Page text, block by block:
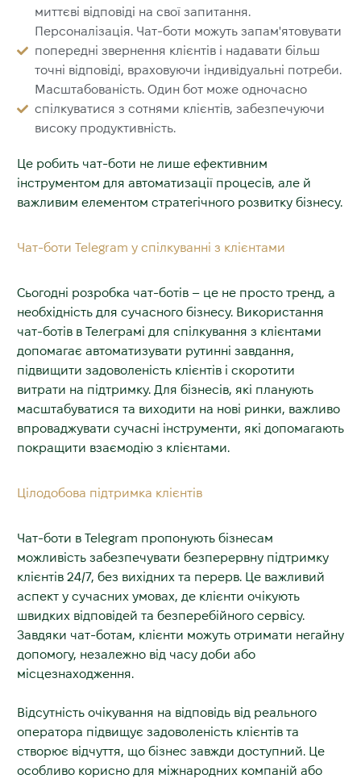
миттєві відповіді на свої запитання.
Персоналізація. Чат-боти можуть запам'ятовувати
попередні звернення клієнтів і надавати більш
точні відповіді, враховуючи індивідуальні потреби.
Масштабованість. Один бот може одночасно
спілкуватися з сотнями клієнтів, забезпечуючи
високу продуктивність.
Це робить чат-боти не лише ефективним
інструментом для автоматизації процесів, але й
важливим елементом стратегічного розвитку бізнесу.
Чат-боти Telegram у спілкуванні з клієнтами
Сьогодні розробка чат-ботів– це не просто тренд, а
необхідність для сучасного бізнесу. Використання
чат-ботів в Телеграмі для спілкування з клієнтами
допомагає автоматизувати рутинні завдання,
підвищити задоволеність клієнтів і скоротити
витрати на підтримку. Для бізнесів, які планують
масштабуватися та виходити на нові ринки, важливо
впроваджувати сучасні інструменти, які допомагають
покращити взаємодію з клієнтами.
Цілодобова підтримка клієнтів
Чат-боти в Telegram пропонують бізнесам
можливість забезпечувати безперервну підтримку
клієнтів 24/7, без вихідних та перерв. Це важливий
аспект у сучасних умовах, де клієнти очікують
швидких відповідей та безперебійного сервісу.
Завдяки чат-ботам, клієнти можуть отримати негайну
допомогу, незалежно від часу доби або
місцезнаходження.
Відсутність очікування на відповідь від реального
оператора підвищує задоволеність клієнтів та
створює відчуття, що бізнес завжди доступний. Це
особливо корисно для міжнародних компаній або